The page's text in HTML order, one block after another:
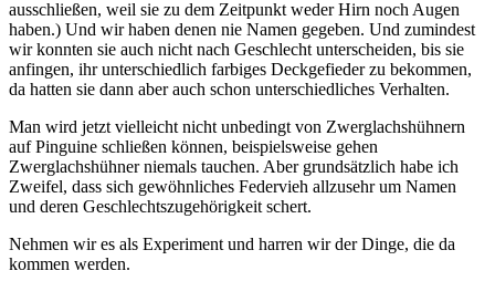
ausschließen, weil sie zu dem Zeitpunkt weder Hirn noch Augen
haben.) Und wir haben denen nie Namen gegeben. Und zumindest
wir konnten sie auch nicht nach Geschlecht unterscheiden, bis sie
anfingen, ihr unterschiedlich farbiges Deckgefieder zu bekommen,
da hatten sie dann aber auch schon unterschiedliches Verhalten.
Man wird jetzt vielleicht nicht unbedingt von Zwerglachshühnern
auf Pinguine schließen können, beispielsweise gehen
Zwerglachshühner niemals tauchen. Aber grundsätzlich habe ich
Zweifel, dass sich gewöhnliches Federvieh allzusehr um Namen
und deren Geschlechtszugehörigkeit schert.
Nehmen wir es als Experiment und harren wir der Dinge, die da
kommen werden.